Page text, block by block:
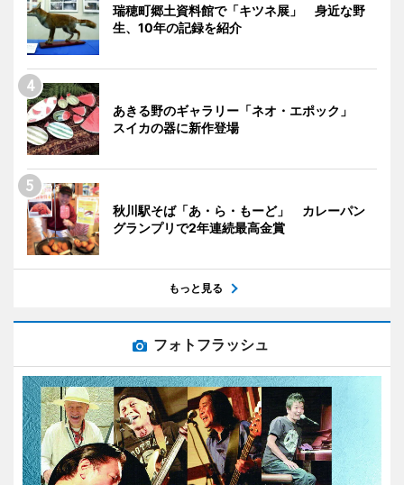
瑞穂町郷土資料館で「キツネ展」 身近な野
生、10年の記録を紹介
あきる野のギャラリー「ネオ・エポック」
スイカの器に新作登場
秋川駅そば「あ・ら・もーど」 カレーパン
グランプリで2年連続最高金賞
もっと見る
フォトフラッシュ